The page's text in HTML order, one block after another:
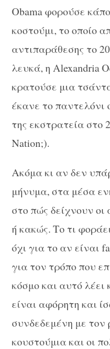
Obama φορούσε
κοστούμι, το οποίο
αντιπαράθεσης το
λευκά, η Alexandria
κρατούσε μια
έκανε το παντελόνι
της εκστρατεία στο
Nation;).
Ακόμα κι αν δεν
μήνυμα, στα μέσα
στο πώς δείχνουν
ή κακώς. Το τι
όχι για το αν είναι
για τον τρόπο που
κόσμο και αυτό
είναι αφόρητη και
συνδεδεμένη με
κουστούμια και οι